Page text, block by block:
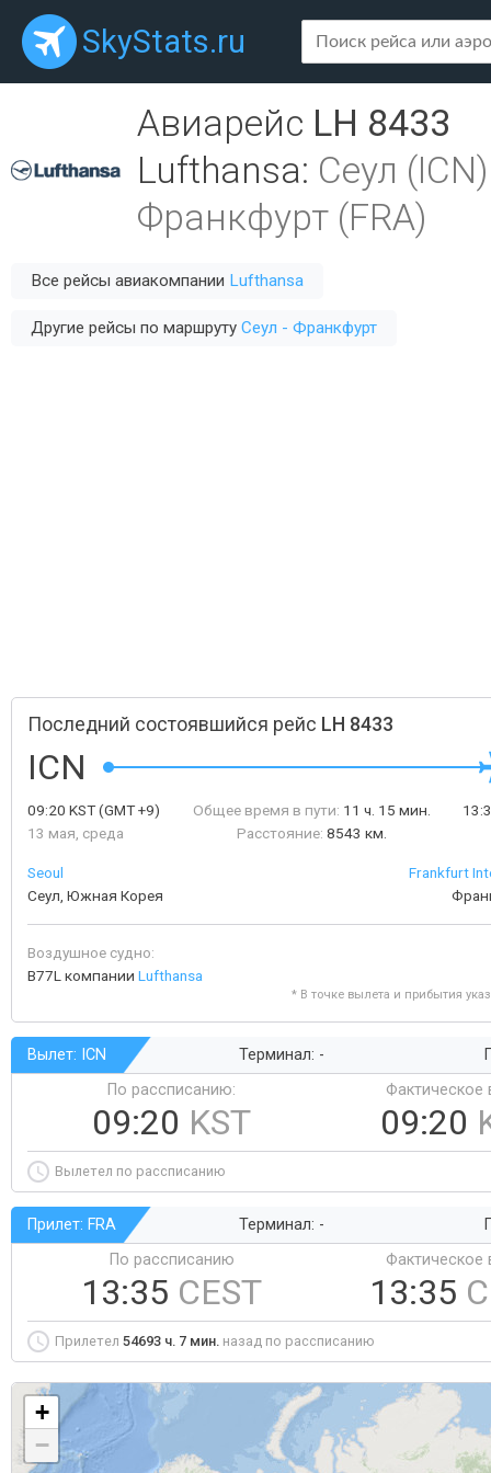
SkyStats.ru
Авиарейс LH 8433
Lufthansa: Сеул (ICN)
Франкфурт (FRA)
Все рейсы авиакомпании Lufthansa
Другие рейсы по маршруту Сеул - Франкфурт
Последний состоявшийся рейс LH 8433
ICN
09:20 KST(GMT +9)
13 мая, среда
Общее время в пути: 11 ч. 15 мин.
Расстояние: 8543 км.
Seoul
Сеул, Южная Корея
Frankfurt
Воздушное судно:
B77L компании Lufthansa
* В точке вылета и прибытия
Вылет: ICN Терминал: -
По рассписанию:
09:20 KST
Фактическое
09:20
Вылетел по рассписанию
Прилет: FRA Терминал: -
По рассписанию
13:35 CEST
Фактическое
13:35
Прилетел 54693 ч. 7 мин. назад по рассписанию
+
−